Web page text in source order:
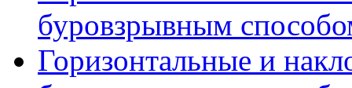
буровзрывным
Горизонтальные и